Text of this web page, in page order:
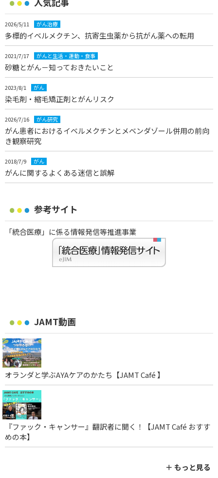
2026/5/11 がん治療
多標的イベルメクチン、抗寄生虫薬から抗がん薬への転用
2021/7/17 がんと生活・運動・食事
砂糖とがん－知っておきたいこと
2023/8/1 がん
染毛剤・縮毛矯正剤とがんリスク
2026/7/16 がん研究
がん患者におけるイベルメクチンとメベンダゾール併用の前向
き観察研究
2018/7/9 がん
がんに関するよくある迷信と誤解
参考サイト
「統合医療」に係る情報発信等推進事業
JAMT動画
オランダと学ぶAYAケアのかたち【JAMT Café 】
『ファック・キャンサー』翻訳者に聞く！【JAMT Café おすす
めの本】
＋ もっと見る